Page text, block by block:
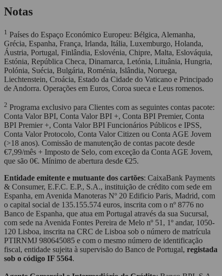
Notas
1 Países do Espaço Económico Europeu: Bélgica, Alemanha,
Grécia, Espanha, França, Irlanda, Itália, Luxemburgo, Holanda,
Áustria, Portugal, Finlândia, Eslovénia, Chipre, Malta, Eslováquia,
Estónia, República Checa, Dinamarca, Letónia, Lituânia, Hungria,
Polónia, Suécia, Bulgária, Roménia, Islândia, Noruega,
Liechtenstein, Croácia, Estado da Cidade do Vaticano e Principado
de Andorra. Operações em Euros, Coroa sueca e Leus romenos.
2 Programa exclusivo para Clientes com as seguintes contas pacote:
Conta Valor BPI, Conta Valor BPI +, Conta BPI Premier, Conta
BPI Premier +, Conta Valor BPI Funcionários Públicos e IPSS,
Conta Valor Protocolo, Conta Valor Citizen ou Conta AGE Jovem
(>18 anos). Comissão de manutenção de contas pacote desde
€7,99/mês + Imposto de Selo, com exceção da Conta AGE Jovem,
que são 0€. Mínimo de abertura desde €25.
Entidade emitente e mutuante dos cartões: CaixaBank Payments
& Consumer, E.F.C. E.P., S.A., instituição de crédito com sede em
Espanha, em Avenida Manoteras Nº 20 Edificio Paris, Madrid, com
o capital social de 135.155.574 euros, inscrita com o nº 8776 no
Banco de Espanha, que atua em Portugal através da sua Sucursal,
com sede na Avenida Fontes Pereira de Melo nº 51, 1º andar, 1050-
120 Lisboa, inscrita na CRC de Lisboa sob o número de matrícula
PTIRNMJ 980645085 e com o mesmo número de identificação
fiscal, entidade sujeita à supervisão do Banco de Portugal, registada
sob o código IF 5564.